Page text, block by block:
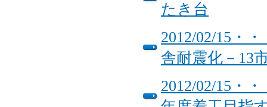
たき台
2012/02/15・
舎耐震化－
2012/02/15・